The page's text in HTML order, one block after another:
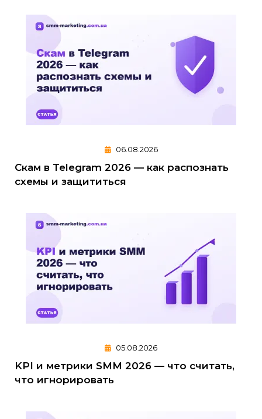
06.08.2026
Скам в Telegram 2026 — как распознать
схемы и защититься
05.08.2026
KPI и метрики SMM 2026 — что считать,
что игнорировать